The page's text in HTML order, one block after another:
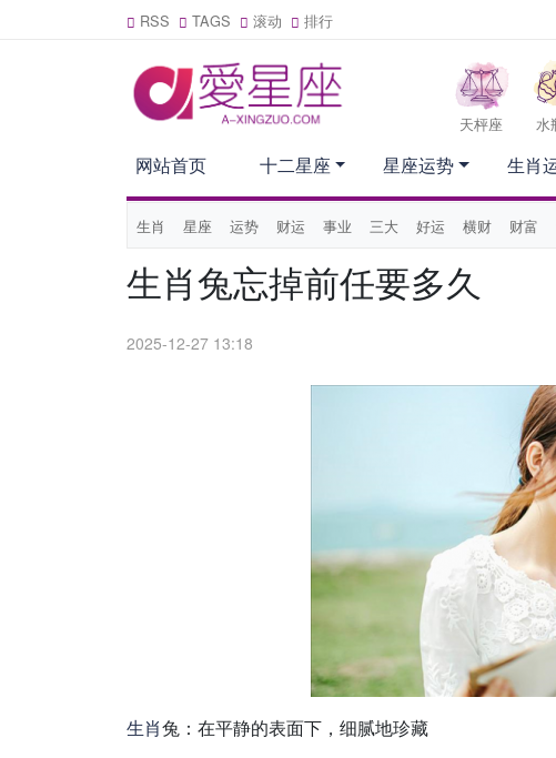
RSS TAGS 滚动 排行
天枰座 水
网站首页
生肖 星座 运势 财运 事业 三大 好运 横财 财富
十二星座 星座运势 生肖
生肖兔忘掉前任要多久
2025-12-27 13:18
生肖兔：在平静的表面下，细腻地珍藏